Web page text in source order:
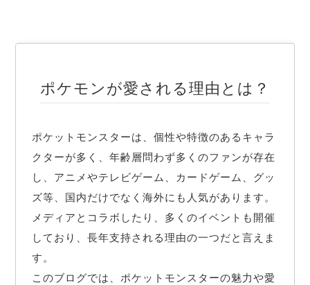
ポケモンが愛される理由とは？
ポケットモンスターは、個性や特徴のあるキャラ
クターが多く、年齢層問わず多くのファンが存在
し、アニメやテレビゲーム、カードゲーム、グッ
ズ等、国内だけでなく海外にも人気があります。
メディアとコラボしたり、多くのイベントも開催
しており、長年支持される理由の一つだと言えま
す。
このブログでは、ポケットモンスターの魅力や愛